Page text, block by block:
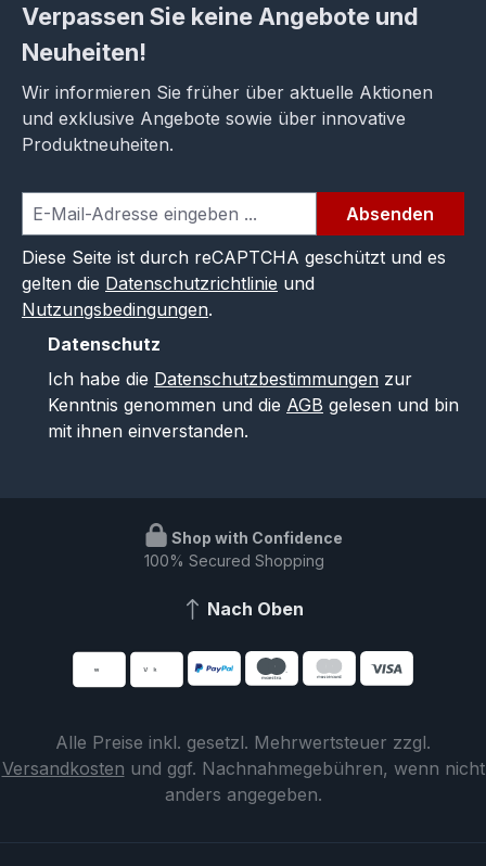
Verpassen Sie keine Angebote und
Neuheiten!
Wir informieren Sie früher über aktuelle Aktionen
und exklusive Angebote sowie über innovative
Produktneuheiten.
Absenden
Diese Seite ist durch reCAPTCHA geschützt und es
gelten die Datenschutzrichtlinie und
Nutzungsbedingungen.
Datenschutz
Ich habe die Datenschutzbestimmungen zur
Kenntnis genommen und die AGB gelesen und bin
mit ihnen einverstanden.
Shop with Confidence
100% Secured Shopping
Nach Oben
Alle Preise inkl. gesetzl. Mehrwertsteuer zzgl.
Versandkosten und ggf. Nachnahmegebühren, wenn nicht
anders angegeben.